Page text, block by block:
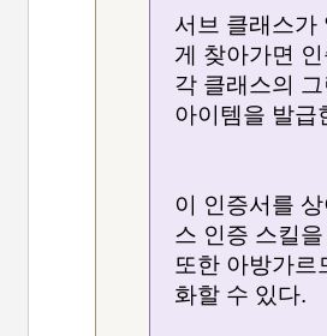
서브 클래스가
게 찾아가면
각 클래스의
아이템을 발급
이 인증서를
스 인증 스킬
또한 아방가르
화할 수 있다.